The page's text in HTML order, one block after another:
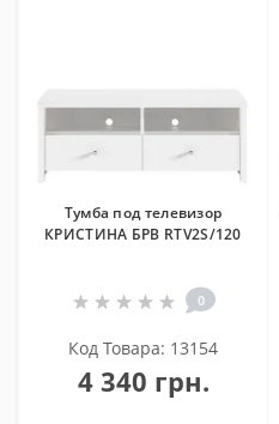
Тумба под телевизор
КРИСТИНА БРВ RTV2S/120
0
Код Товара: 13154
4 340 грн.